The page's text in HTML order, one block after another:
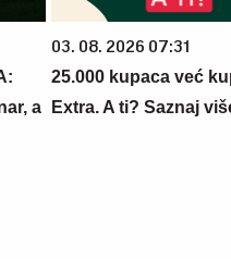
a
03. 08. 2026 07:31
25.000 kupaca već
Extra. A ti? Saznaj